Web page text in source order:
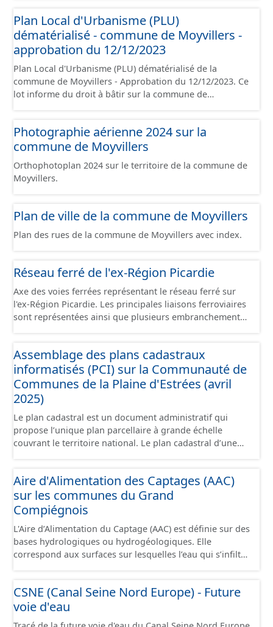
Plan Local d'Urbanisme (PLU)
dématérialisé - commune de Moyvillers -
approbation du 12/12/2023
Plan Local d'Urbanisme (PLU) dématérialisé de la
commune de Moyvillers - Approbation du 12/12/2023. Ce
lot informe du droit à bâtir sur la commune de
contient les pièces administratives, le rapport de
présentation, le PADD, le règlement, les annexes, les
orientations d'aménagement et les données
géographiques. Malgré l'attention portée à la création
de ces données, il est rappelé que seuls les documents
juridique.
Photographie aérienne 2024 sur la
commune de Moyvillers
Orthophotoplan 2024 sur le territoire de la commune de
Moyvillers.
Plan de ville de la commune de Moyvillers
Plan des rues de la commune de Moyvillers avec index.
Réseau ferré de l'ex-Région Picardie
Axe des voies ferrées représentant le réseau ferré sur
l'ex-Région Picardie. Les principales liaisons ferroviaires
sont représentées ainsi que plusieurs embranchements
sont désaffectées mais sont toujours physiquement
présentes sur le terrain.
Assemblage des plans cadastraux
informatisés (PCI) sur la Communauté de
Communes de la Plaine d'Estrées (avril
2025)
Le plan cadastral est un document administratif qui
propose l’unique plan parcellaire à grande échelle
couvrant le territoire national. Le plan cadastral d’une
communément appelées « feuilles de plan ». La parcelle
est l’unité cadastrale de base. C’est un terrain d’un seul
tenant situé dans un même lieudit et appartenant à un
même propriétaire. Le plan cadastral au format vecteur
est issu majoritairement de numérisation du plan
cadastral papier ou raster réalisée dans le cadre de
conventions avec les collectivités territoriales. Les plans
(RGF93). Cette ressource propose l'assemblage des
données des feuilles de plan à la commune, elles même
regroupées à l'échelle de la Communauté de Communes
Aire d'Alimentation des Captages (AAC)
sur les communes du Grand
Compiégnois
L'Aire d’Alimentation du Captage (AAC) est définie sur des
bases hydrologiques ou hydrogéologiques. Elle
correspond aux surfaces sur lesquelles l’eau qui s’infiltre
correspond : - pour un ouvrage de prélèvement destiné
à l'eau potable en eau superficielle : au sous-bassin
CSNE (Canal Seine Nord Europe) - Future
voie d'eau